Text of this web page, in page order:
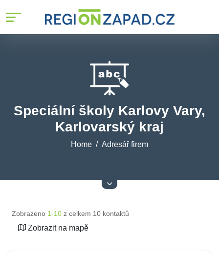
Speciální školy Karlovy Vary,
Karlovarský kraj
Home Adresář firem
Zobrazeno 1-10 z celkem 10 kontaktů
Zobrazit na mapě